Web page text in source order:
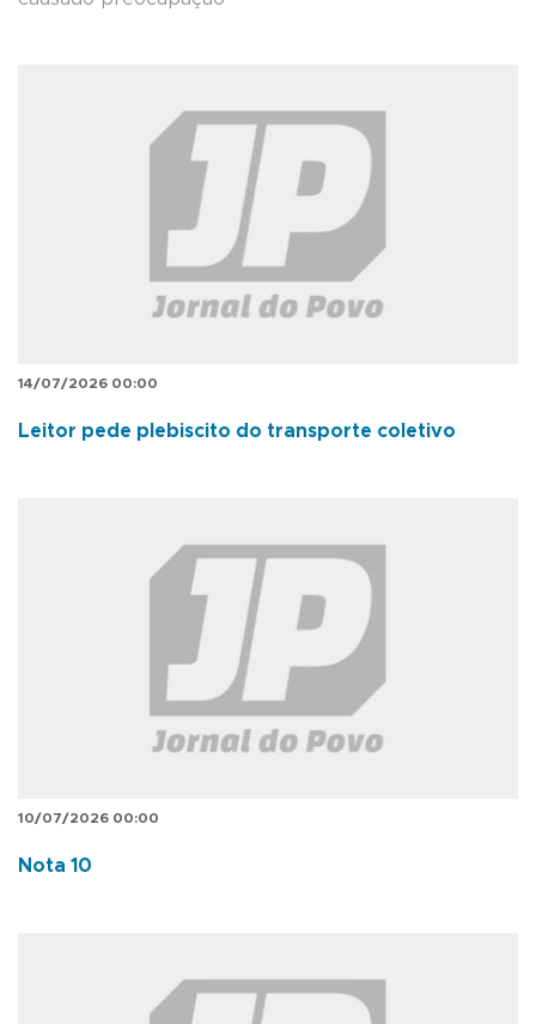
14/07/2026 00:00
Leitor pede plebiscito do transporte coletivo
10/07/2026 00:00
Nota 10